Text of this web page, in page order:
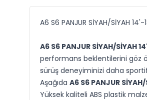
A6 S6 PANJUR SİYAH/SİYAH 14'-
A6 S6 PANJUR SİYAH/SİYAH
performans beklentilerini göz
sürüş deneyiminizi daha
Aşağıda A6 S6 PANJUR
Yüksek kaliteli ABS plastik